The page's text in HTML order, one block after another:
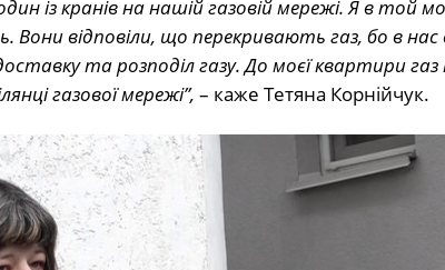
із кранів на нашій газовій мережі. Я в той
відповіли, що перекривають газ, бо в нас
та розподіл газу. До моєї квартири газ
газової мережі”, – каже Тетяна Корнійчук.